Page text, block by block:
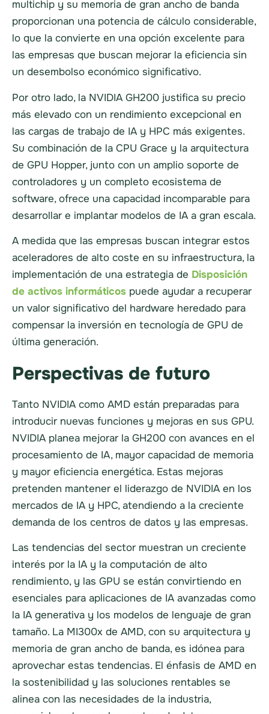
multichip y su memoria de gran ancho de banda
proporcionan una potencia de cálculo considerable,
lo que la convierte en una opción excelente para
las empresas que buscan mejorar la eficiencia sin
un desembolso económico significativo.
Por otro lado, la NVIDIA GH200 justifica su precio
más elevado con un rendimiento excepcional en
las cargas de trabajo de IA y HPC más exigentes.
Su combinación de la CPU Grace y la arquitectura
de GPU Hopper, junto con un amplio soporte de
controladores y un completo ecosistema de
software, ofrece una capacidad incomparable para
desarrollar e implantar modelos de IA a gran escala.
A medida que las empresas buscan integrar estos
aceleradores de alto coste en su infraestructura, la
implementación de una estrategia de Disposición
de activos informáticos puede ayudar a recuperar
un valor significativo del hardware heredado para
compensar la inversión en tecnología de GPU de
última generación.
Perspectivas de futuro
Tanto NVIDIA como AMD están preparadas para
introducir nuevas funciones y mejoras en sus GPU.
NVIDIA planea mejorar la GH200 con avances en el
procesamiento de IA, mayor capacidad de memoria
y mayor eficiencia energética. Estas mejoras
pretenden mantener el liderazgo de NVIDIA en los
mercados de IA y HPC, atendiendo a la creciente
demanda de los centros de datos y las empresas.
Las tendencias del sector muestran un creciente
interés por la IA y la computación de alto
rendimiento, y las GPU se están convirtiendo en
esenciales para aplicaciones de IA avanzadas como
la IA generativa y los modelos de lenguaje de gran
tamaño. La MI300x de AMD, con su arquitectura y
memoria de gran ancho de banda, es idónea para
aprovechar estas tendencias. El énfasis de AMD en
la sostenibilidad y las soluciones rentables se
alinea con las necesidades de la industria,